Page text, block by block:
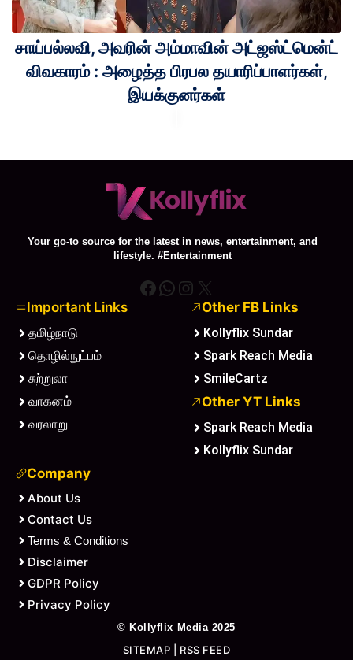
சாய்பல்லவி, அவரின் அம்மாவின் அட்ஜஸ்ட்மென்ட்
விவகாரம் : அழைத்த பிரபல தயாரிப்பாளர்கள்,
இயக்குனர்கள்
Your go-to source for the latest in news, entertainment, and
lifestyle. #Entertainment
Facebook
WhatsApp
Instagram
X
Important Links
தமிழ்நாடு
தொழில்நுட்பம்
சுற்றுலா
வாகனம்
வரலாறு
Other FB Links
Kollyflix Sundar
Spark Reach Media
SmileCartz
Other YT Links
Spark Reach Media
Kollyflix Sundar
Company
About Us
Contact Us
Terms & Conditions
Disclaimer
GDPR Policy
Privacy Policy
© Kollyflix Media 2025
SITEMAP RSS FEED